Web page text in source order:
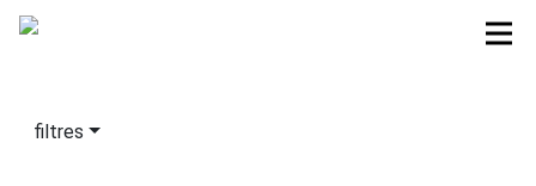
filtres